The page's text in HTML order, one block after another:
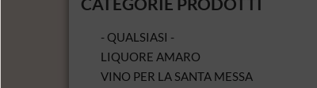
PANE
- QUALSIASI -
LIQUORE AMARO
VINO PER LA SANTA MESSA